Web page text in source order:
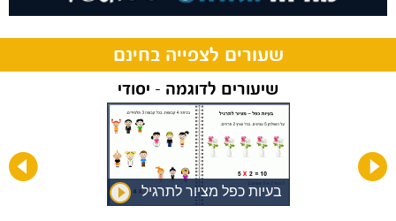
שעורים לצפייה בחינם
שיעורים לדוגמה - יסודי
בעיות כפל מציור לתרגיל